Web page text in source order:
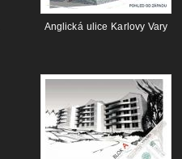
Anglická ulice Karlovy Vary